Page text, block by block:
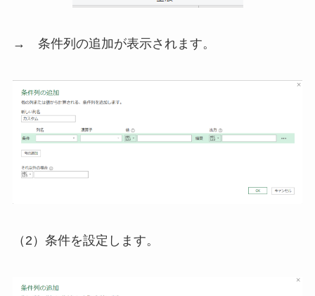
→ 条件列の追加が表示されます。
（2）条件を設定します。